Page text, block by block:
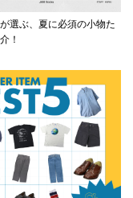
選ぶ、夏に必須の小物た
！